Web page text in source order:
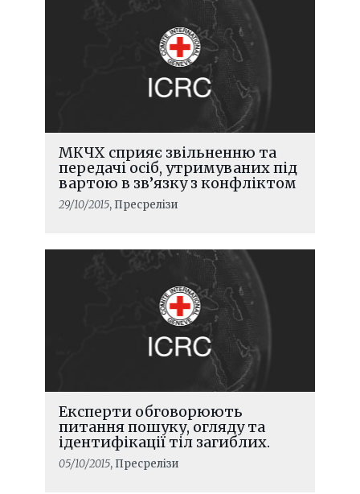
МКЧХ сприяє звільненню та
передачі осіб, утримуваних під
вартою в зв’язку з конфліктом
29/10/2015, Пресрелізи
Експерти обговорюють
питання пошуку, огляду та
ідентифікації тіл загиблих.
05/10/2015, Пресрелізи